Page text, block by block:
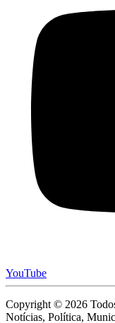
YouTube
Copyright © 2026
Notícias, Política,